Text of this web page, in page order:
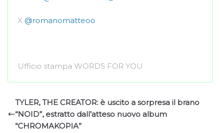
X @romanomatteoo
Ufficio stampa WORDS FOR YOU
TYLER, THE CREATOR: è uscito a sorpresa il brano
“NOID”, estratto dall’atteso nuovo album
“CHROMAKOPIA”